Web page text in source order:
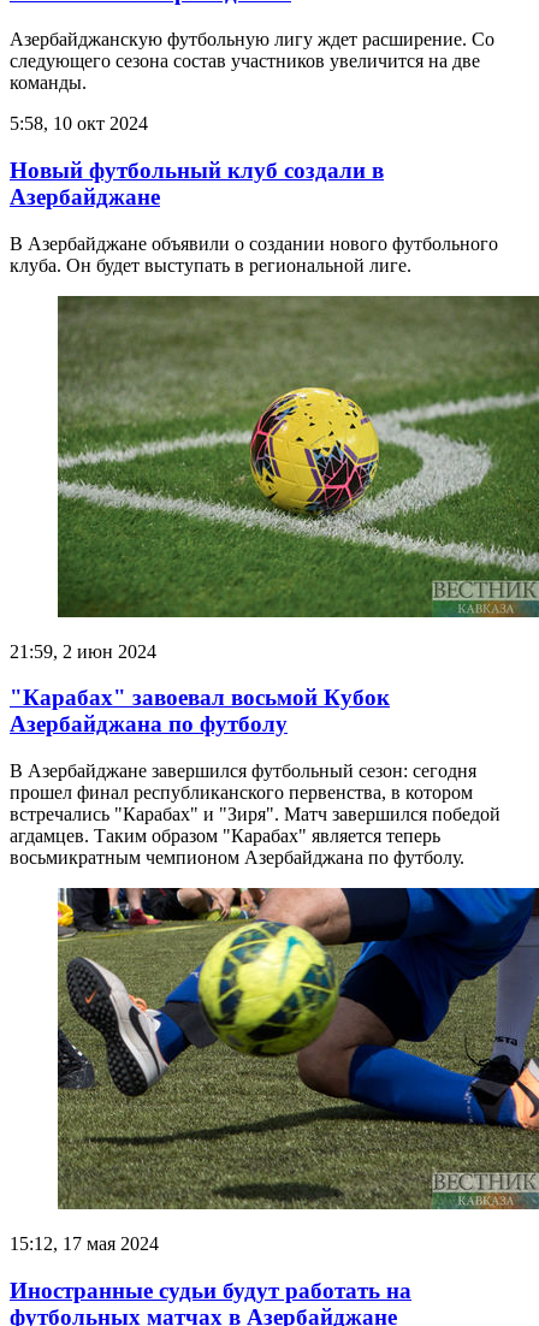
Азербайджанскую футбольную лигу ждет расширение. Со
следующего сезона состав участников увеличится на две
команды.
5:58, 10 окт 2024
Новый футбольный клуб создали в
Азербайджане
В Азербайджане объявили о создании нового футбольного
клуба. Он будет выступать в региональной лиге.
21:59, 2 июн 2024
"Карабах" завоевал восьмой Кубок
Азербайджана по футболу
В Азербайджане завершился футбольный сезон: сегодня
прошел финал республиканского первенства, в котором
встречались "Карабах" и "Зиря". Матч завершился победой
агдамцев. Таким образом "Карабах" является теперь
восьмикратным чемпионом Азербайджана по футболу.
15:12, 17 мая 2024
Иностранные судьи будут работать на
футбольных матчах в Азербайджане